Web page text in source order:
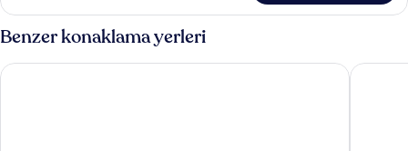
fazla
Benzer konaklama yerleri
Levantin Inn The